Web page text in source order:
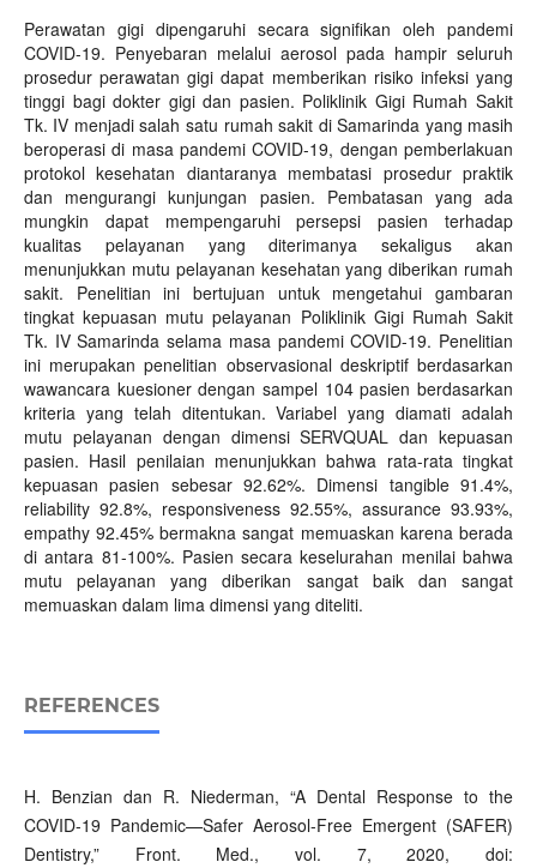
Perawatan gigi dipengaruhi secara signifikan oleh pandemi
COVID-19. Penyebaran melalui aerosol pada hampir seluruh
prosedur perawatan gigi dapat memberikan risiko infeksi yang
tinggi bagi dokter gigi dan pasien. Poliklinik Gigi Rumah Sakit
Tk. IV menjadi salah satu rumah sakit di Samarinda yang masih
beroperasi di masa pandemi COVID-19, dengan pemberlakuan
protokol kesehatan diantaranya membatasi prosedur praktik
dan mengurangi kunjungan pasien. Pembatasan yang ada
mungkin dapat mempengaruhi persepsi pasien terhadap
kualitas pelayanan yang diterimanya sekaligus akan
menunjukkan mutu pelayanan kesehatan yang diberikan rumah
sakit. Penelitian ini bertujuan untuk mengetahui gambaran
tingkat kepuasan mutu pelayanan Poliklinik Gigi Rumah Sakit
Tk. IV Samarinda selama masa pandemi COVID-19. Penelitian
ini merupakan penelitian observasional deskriptif berdasarkan
wawancara kuesioner dengan sampel 104 pasien berdasarkan
kriteria yang telah ditentukan. Variabel yang diamati adalah
mutu pelayanan dengan dimensi SERVQUAL dan kepuasan
pasien. Hasil penilaian menunjukkan bahwa rata-rata tingkat
kepuasan pasien sebesar 92.62%. Dimensi tangible 91.4%,
reliability 92.8%, responsiveness 92.55%, assurance 93.93%,
empathy 92.45% bermakna sangat memuaskan karena berada
di antara 81-100%. Pasien secara keselurahan menilai bahwa
mutu pelayanan yang diberikan sangat baik dan sangat
memuaskan dalam lima dimensi yang diteliti.
REFERENCES
H. Benzian dan R. Niederman, “A Dental Response to the
COVID-19 Pandemic—Safer Aerosol-Free Emergent (SAFER)
Dentistry,” Front. Med., vol. 7, 2020, doi: